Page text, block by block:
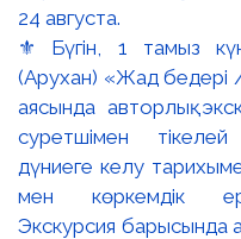
⚜️ Бүгін, 1 тамыз
(Арухан) «Жад бедері
аясында авторлық
суретшімен
дүниеге келу
мен көркемдік
Экскурсия барысында